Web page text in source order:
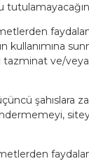
kullanımına
ve/veya
şahıslara